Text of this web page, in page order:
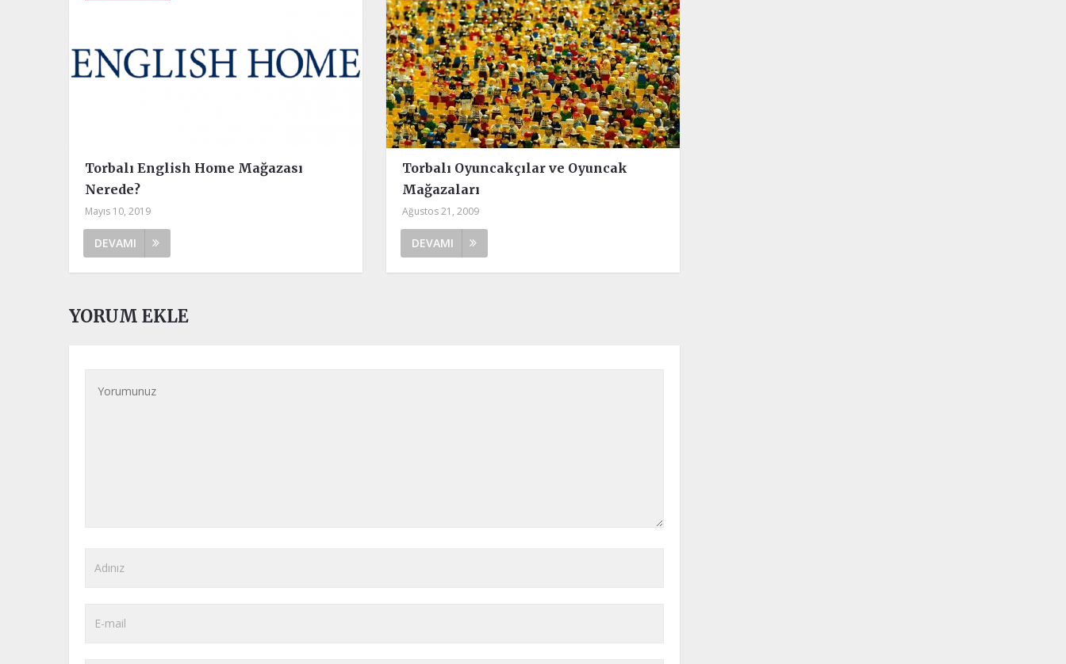
Torbalı English Home Mağazası
Nerede?
Mayıs 10, 2019
DEVAMI
Torbalı Oyuncakçılar ve Oyuncak
Mağazaları
Ağustos 21, 2009
DEVAMI
YORUM EKLE